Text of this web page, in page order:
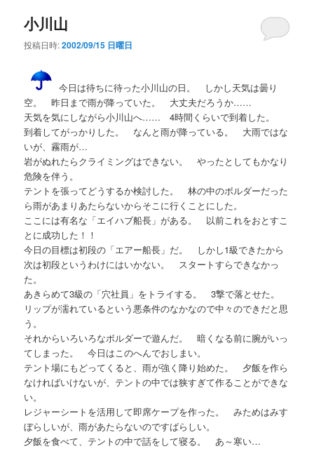
小川山
投稿日時:2002/09/15 日曜日
今日は待ちに待った小川山の日。 しかし天気は曇り
空。 昨日まで雨が降っていた。 大丈夫だろうか……
天気を気にしながら小川山へ…… 4時間くらいで到着した。
到着してがっかりした。 なんと雨が降っている。 大雨ではな
いが、霧雨が…
岩がぬれたらクライミングはできない。 やったとしてもかなり
危険を伴う。
テントを張ってどうするか検討した。 林の中のボルダーだった
ら雨があまりあたらないからそこに行くことにした。
ここには有名な「エイハブ船長」がある。 以前これをおとすこ
とに成功した！！
今日の目標は初段の「エアー船長」だ。 しかし1級できたから
次は初段というわけにはいかない。 スタートすらできなかっ
た。
あきらめて3級の「穴社員」をトライする。 3撃で落とせた。
リップが濡れているという悪条件のなかなので中々のできだと思
う。
それからいろいろなボルダーで遊んだ。 暗くなる前に腕がいっ
てしまった。 今日はこのへんでおしまい。
テント場にもどってくると、雨が強く降り始めた。 夕飯を作ら
なければいけないが、テントの中では狭すぎて作ることができな
い。
レジャーシートを活用して即席ケープを作った。 みためはみす
ぼらしいが、雨があたらないのですばらしい。
夕飯を食べて、テントの中で話をして寝る。 あ～寒い…